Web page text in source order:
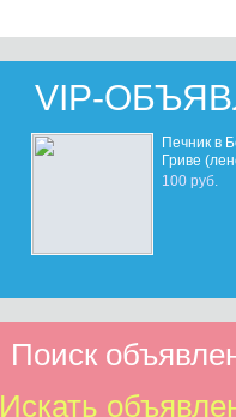
VIP-
Печник в
Гриве
100 руб.
Поиск
Искать